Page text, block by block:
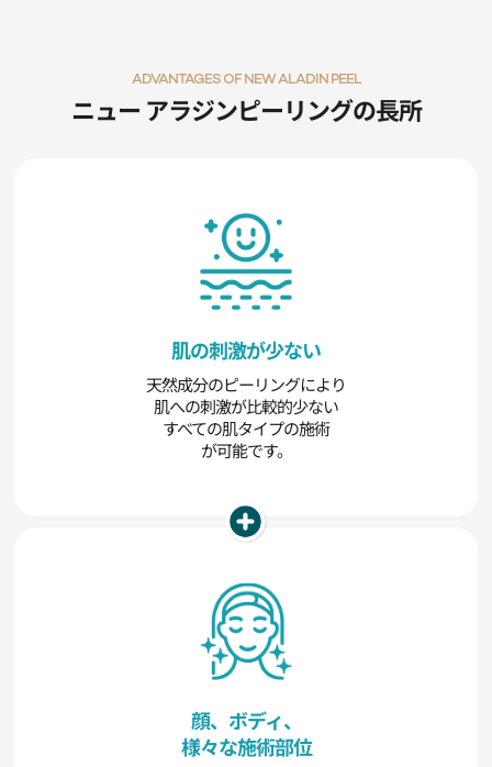
ニュー アラジンピーリングの長所
ADVANTAGES OF NEW ALADIN PEEL
肌の刺激が少ない
天然成分のピーリングにより
肌への刺激が比較的少ない
すべての肌タイプの施術
が可能です。
顔、ボディ、
様々な施術部位